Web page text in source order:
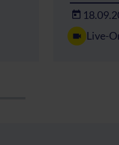
Live-